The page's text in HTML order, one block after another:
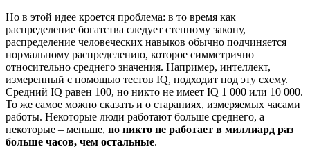
Но в этой идее кроется проблема: в то время как
распределение богатства следует степному закону,
распределение человеческих навыков обычно подчиняется
нормальному распределению, которое симметрично
относительно среднего значения. Например, интеллект,
измеренный с помощью тестов IQ, подходит под эту схему.
Средний IQ равен 100, но никто не имеет IQ 1 000 или 10 000.
То же самое можно сказать и о стараниях, измеряемых часами
работы. Некоторые люди работают больше среднего, а
некоторые – меньше, но никто не работает в миллиард раз
больше часов, чем остальные.